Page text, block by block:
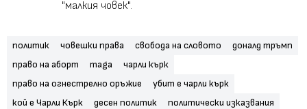
"малкия човек".
политик човешки права свобода на словото
доналд тръмп
право на аборт
maga
чарли кърк
право на огнестрелно оръжие
убит е чарли кърк
кой е Чарли Кърк
десен политик политически изказвания